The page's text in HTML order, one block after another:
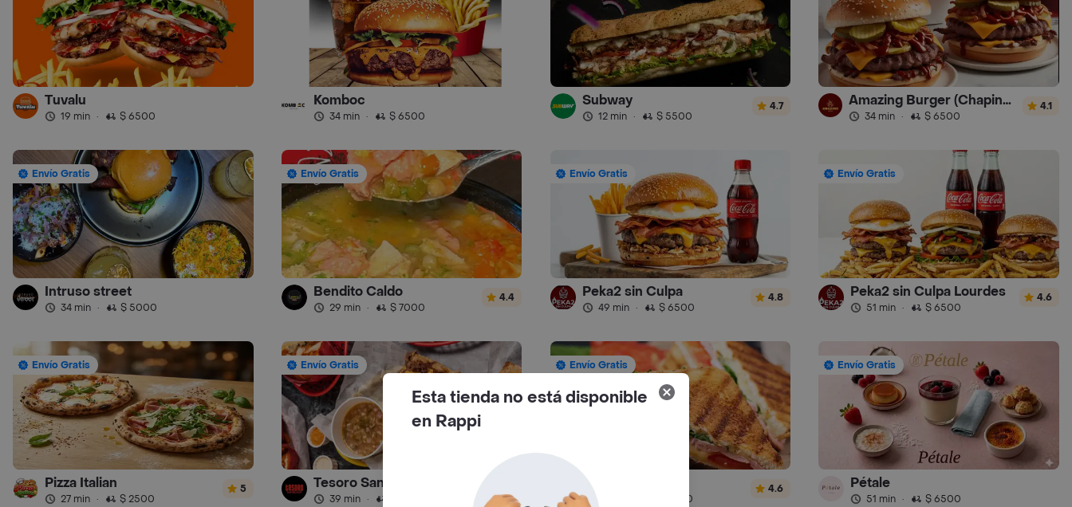
Tuvalu
19 min · $ 6500
Komboc
34 min · $ 6500
Subway
12 min · $ 5500
4.7 Amazing Burger (Chapinero)
34 min · $ 6500
4.1
Envío Gratis
Intruso street
34 min · $ 5000
Envío Gratis
Bendito Caldo
29 min · $ 7000
4.4
Envío Gratis
Peka2 sin Culpa
49 min · $ 6500
4.8
Envío Gratis
Peka2 sin Culpa Lourdes
51 min · $ 6500
4.6
Envío Gratis
Pizza Italian
27 min · $ 2500
5
Envío Gratis
Tesoro Sandwich Bogota
39 min ·
Envío Gratis
Gordo House
$ 5500
4.6
Envío Gratis
Pétale
51 min · $ 6500
Esta tienda no está disponible
en Rappi